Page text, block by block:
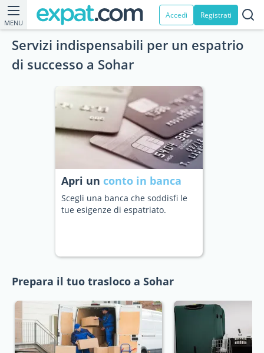
MENU
Accedi Registrati
Servizi indispensabili per un espatrio
di successo a Sohar
Apri un conto in banca
Scegli una banca che soddisfi le
tue esigenze di espatriato.
Prepara il tuo trasloco a Sohar